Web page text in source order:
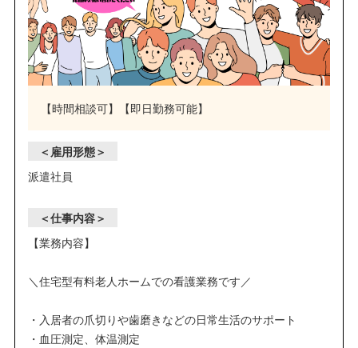
【時間相談可】【即日勤務可能】
＜雇用形態＞
派遣社員
＜仕事内容＞
【業務内容】
＼住宅型有料老人ホームでの看護業務です／
・入居者の爪切りや歯磨きなどの日常生活のサポート
・血圧測定、体温測定